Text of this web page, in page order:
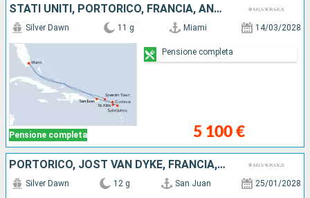
STATI UNITI, PORTORICO, FRANCIA, ANTIGUA E BARBUDA, VIRGIN GORDA
Pensione completa
Silver Dawn 11 g Miami 14/03/2028
5 100 €
Pensione completa
PORTORICO, JOST VAN DYKE, FRANCIA, DOMINICA, SAINT-VINCENT E LE GRENADINE, GRENADA, BONAIRE, ANTIGUA E BARBUDA
Silver Dawn 12 g San Juan 25/01/2028